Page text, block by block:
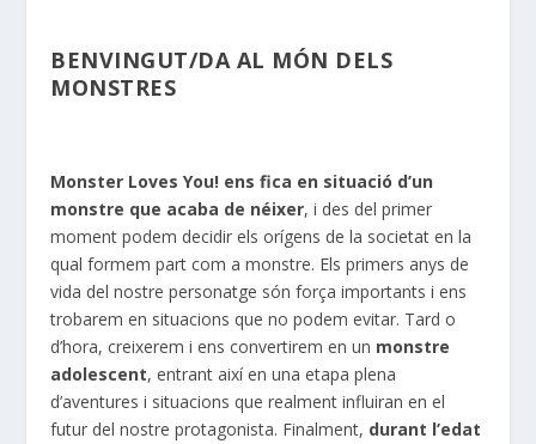
BENVINGUT/DA AL MÓN DELS
MONSTRES
Monster Loves You! ens fica en situació d’un
monstre que acaba de néixer, i des del primer
moment podem decidir els orígens de la societat en la
qual formem part com a monstre. Els primers anys de
vida del nostre personatge són força importants i ens
trobarem en situacions que no podem evitar. Tard o
d’hora, creixerem i ens convertirem en un monstre
adolescent, entrant així en una etapa plena
d’aventures i situacions que realment influiran en el
futur del nostre protagonista. Finalment, durant l’edat